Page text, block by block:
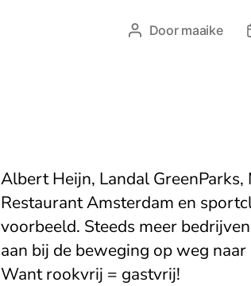
Berichtauteur
Door maaike
Albert Heijn, Landal GreenParks,
Restaurant Amsterdam en
voorbeeld. Steeds meer
aan bij de beweging op weg
Want rookvrij = gastvrij!